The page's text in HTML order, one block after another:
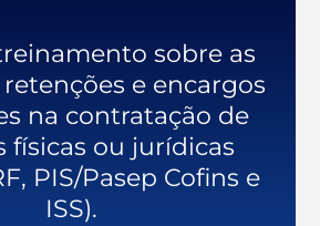
sobre as
e encargos
na contratação de
físicas ou jurídicas
PIS/Pasep Cofins e
ISS).